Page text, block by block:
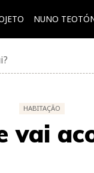
NUNO
HABITAÇÃO
vai